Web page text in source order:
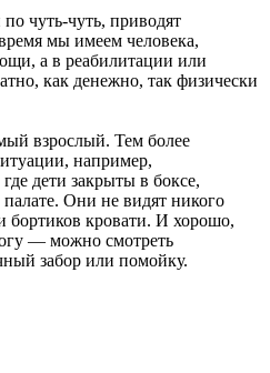
чуть-чуть, приводят
мы имеем человека,
а в реабилитации или
как денежно, так физически
взрослый. Тем более
например,
дети закрыты в боксе,
Они не видят никого
бортиков кровати. И хорошо,
— можно смотреть
забор или помойку.